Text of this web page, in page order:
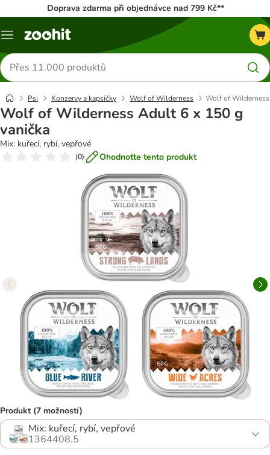
Doprava zdarma při objednávce nad 799 Kč**
Menu
Hledat
produkty
Psi Konzervy a kapsičky Wolf of Wilderness Wolf of
Wolf of Wilderness Adult 6 x 150 g
vanička
Mix: kuřecí, rybí, vepřové
(0) Ohodnoťte tento produkt
Produkt (7 možností)
Mix: kuřecí, rybí, vepřové
1364408.5